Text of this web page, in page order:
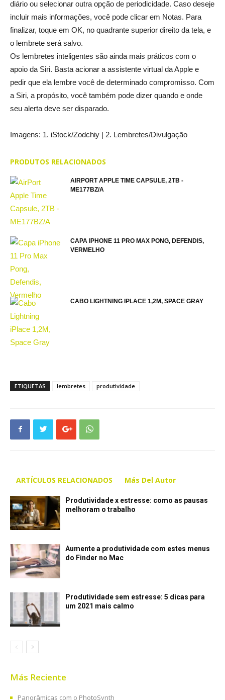
diário ou selecionar outra opção de periodicidade. Caso deseje
incluir mais informações, você pode clicar em Notas. Para
finalizar, toque em OK, no quadrante superior direito da tela, e
o lembrete será salvo.
Os lembretes inteligentes são ainda mais práticos com o
apoio da Siri. Basta acionar a assistente virtual da Apple e
pedir que ela lembre você de determinado compromisso. Com
a Siri, a propósito, você também pode dizer quando e onde
seu alerta deve ser disparado.
Imagens: 1. iStock/Zodchiy | 2. Lembretes/Divulgação
PRODUTOS RELACIONADOS
AIRPORT APPLE TIME CAPSULE, 2TB -
ME177BZ/A
CAPA IPHONE 11 PRO MAX PONG, DEFENDIS,
VERMELHO
CABO LIGHTNING IPLACE 1,2M, SPACE GRAY
ETIQUETAS lembretes produtividade
ARTÍCULOS RELACIONADOS Más Del Autor
Produtividade x estresse: como as pausas
melhoram o trabalho
Aumente a produtividade com estes menus
do Finder no Mac
Produtividade sem estresse: 5 dicas para
um 2021 mais calmo
Más Reciente
Panorâmicas com o PhotoSynth